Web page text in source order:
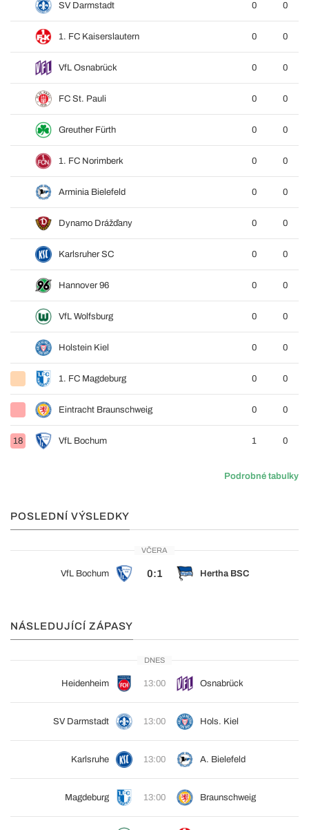
SV Darmstadt 0 0
1. FC Kaiserslautern 0 0
VfL Osnabrück 0 0
FC St. Pauli 0 0
Greuther Fürth 0 0
1. FC Norimberk 0 0
Arminia Bielefeld 0 0
Dynamo Drážďany 0 0
Karlsruher SC 0 0
Hannover 96 0 0
VfL Wolfsburg 0 0
Holstein Kiel 0 0
1. FC Magdeburg 0 0
Eintracht Braunschweig 0 0
18 VfL Bochum 1 0
Podrobné tabulky
POSLEDNÍ VÝSLEDKY
VČERA
VfL Bochum 0:1 Hertha BSC
NÁSLEDUJÍCÍ ZÁPASY
DNES
Heidenheim 13:00 Osnabrück
SV Darmstadt 13:00 Hols. Kiel
Karlsruhe 13:00 A. Bielefeld
Magdeburg 13:00 Braunschweig